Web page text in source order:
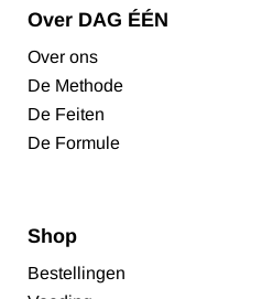
Over DAG ÉÉN
Over ons
De Methode
De Feiten
De Formule
Shop
Bestellingen